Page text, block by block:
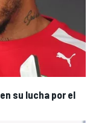
su lucha por el